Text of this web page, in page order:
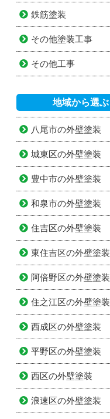
鉄筋塗装
その他塗装工事
その他工事
地域から選ぶ
八尾市の外壁塗装
城東区の外壁塗装
豊中市の外壁塗装
和泉市の外壁塗装
住吉区の外壁塗装
東住吉区の外壁塗装
阿倍野区の外壁塗装
住之江区の外壁塗装
西成区の外壁塗装
平野区の外壁塗装
西区の外壁塗装
浪速区の外壁塗装